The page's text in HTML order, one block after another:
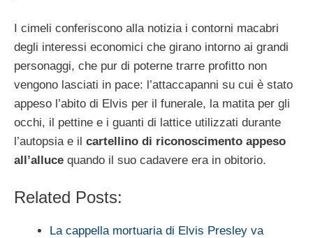
I cimeli conferiscono alla notizia i contorni macabri
degli interessi economici che girano intorno ai grandi
personaggi, che pur di poterne trarre profitto non
vengono lasciati in pace: l’attaccapanni su cui è stato
appeso l’abito di Elvis per il funerale, la matita per gli
occhi, il pettine e i guanti di lattice utilizzati durante
l’autopsia e il cartellino di riconoscimento appeso
all’alluce quando il suo cadavere era in obitorio.
Related Posts:
La cappella mortuaria di Elvis Presley va